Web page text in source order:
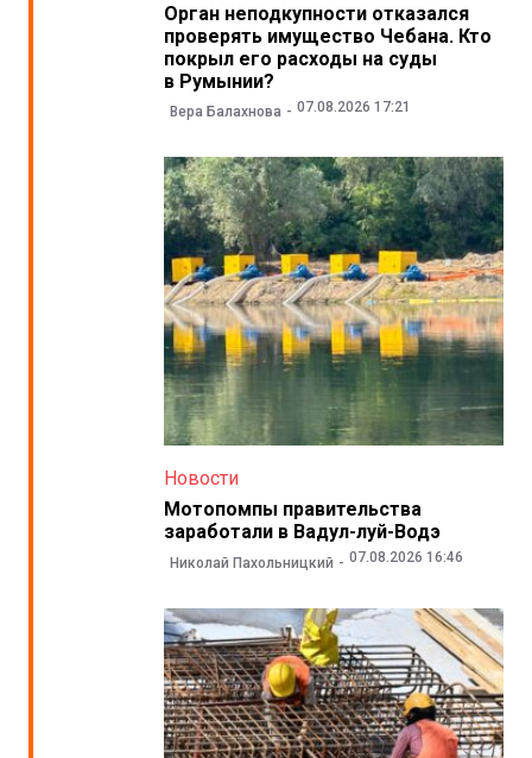
Орган неподкупности отказался
проверять имущество Чебана. Кто
покрыл его расходы на суды
в Румынии?
Вера Балахнова 07.08.2026 17:21
Новости
Мотопомпы правительства
заработали в Вадул-луй-Водэ
Николай Пахольницкий 07.08.2026 16:46